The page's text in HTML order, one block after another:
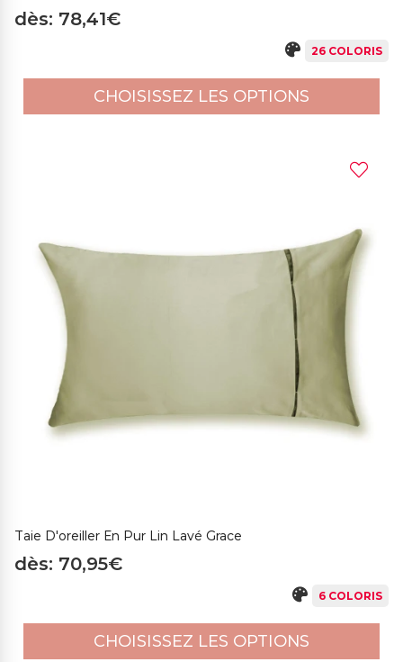
dès: 78,41€
26 COLORIS
CHOISISSEZ LES OPTIONS
Taie D'oreiller En Pur Lin Lavé Grace
dès: 70,95€
6 COLORIS
CHOISISSEZ LES OPTIONS